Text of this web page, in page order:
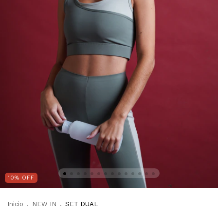
10% OFF
Inicio . NEW IN . SET DUAL